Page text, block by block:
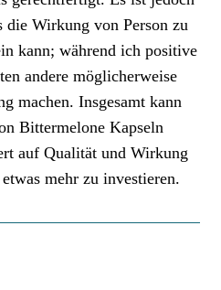
die Wirkung von Person zu
kann; während ich positive
andere möglicherweise
machen. Insgesamt kann
Bittermelone Kapseln
auf Qualität und Wirkung
mehr zu investieren.